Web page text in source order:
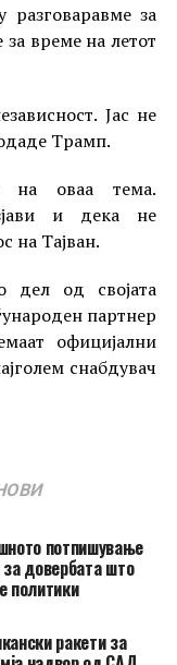
разговаравме за
за време на летот
Јас не
Трамп.
на оваа тема.
и дека не
на Тајван.
дел од својата
партнер
официјални
снабдувач
потпишување
довербата што
политики
ракети за